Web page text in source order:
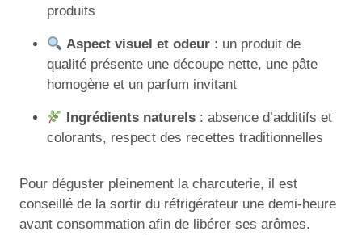
produits
Aspect visuel et odeur : un produit de
qualité présente une découpe nette, une pâte
homogène et un parfum invitant
Ingrédients naturels : absence d’additifs et
colorants, respect des recettes traditionnelles
Pour déguster pleinement la charcuterie, il est
conseillé de la sortir du réfrigérateur une demi-heure
avant consommation afin de libérer ses arômes.